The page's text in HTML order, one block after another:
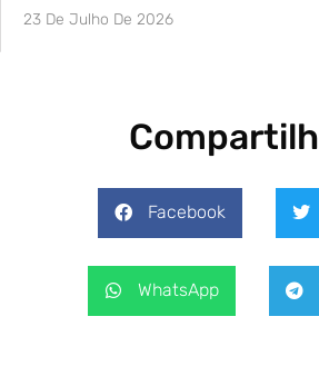
23 De Julho De 2026
Facebook
WhatsApp